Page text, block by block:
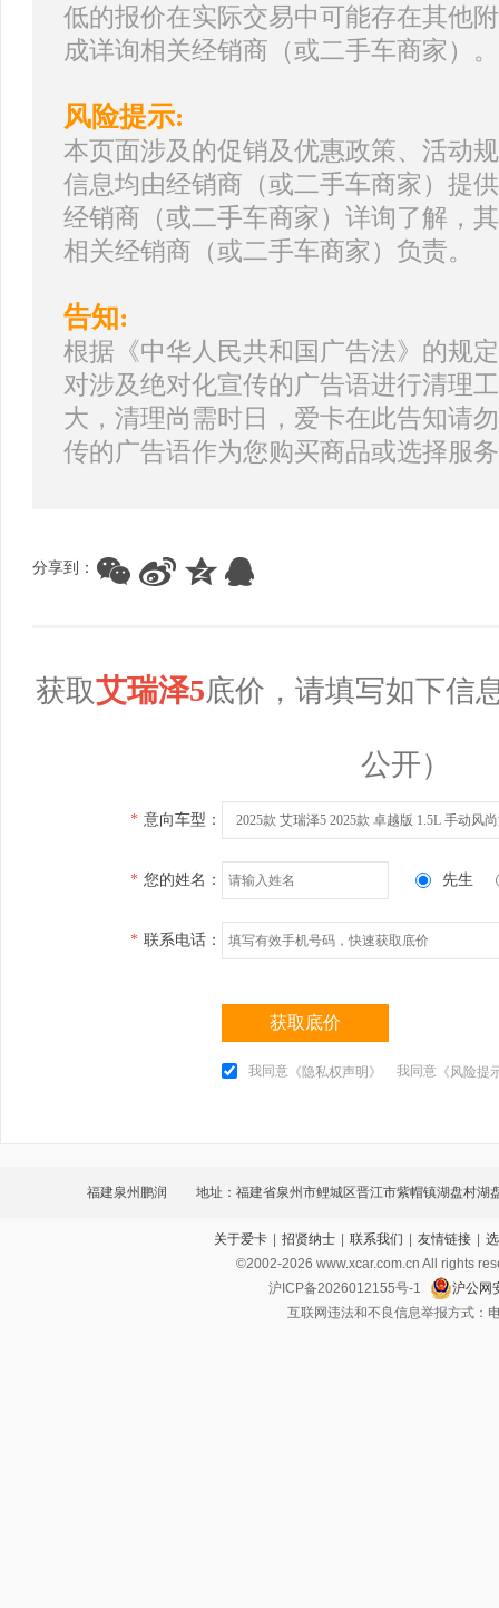
低的报价在实际交易中可能存在其他
成详询相关经销商（或二手车商家）。
风险提示:
本页面涉及的促销及优惠政策、活动
信息均由经销商（或二手车商家）提
经销商（或二手车商家）详询了解，
相关经销商（或二手车商家）负责。
告知:
根据《中华人民共和国广告法》的规
对涉及绝对化宣传的广告语进行清理
大，清理尚需时日，爱卡在此告知请
传的广告语作为您购买商品或选择服
分享到：
获取艾瑞泽5底价，请填写如下信
公开）
* 意向车型： 2025款 艾瑞泽5 2025款 卓越版 1.5L 手动风
* 您的姓名： 先生
* 联系电话：
获取底价
我同意 《隐私权声明》 我同意 《风险提
福建泉州鹏润 地址：福建省泉州市鲤城区晋江市紫帽镇湖盘村湖
关于爱卡 | 招贤纳士 | 联系我们 | 友情链接 |
©2002-2026 www.xcar.com.cn All rights
沪ICP备2026012155号-1
沪公网
互联网违法和不良信息举报方式：